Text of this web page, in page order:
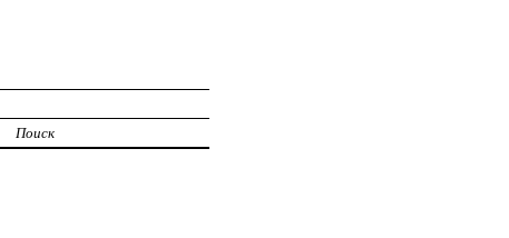
Поиск